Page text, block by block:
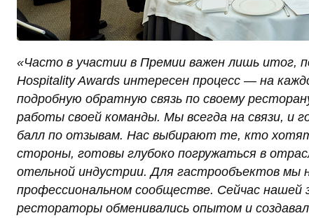
«Часто в участии в Премии важен лишь итог,
Hospitality Awards интересен процесс — на
подробную обратную связь по своему
работы своей команды. Мы всегда на связи, и
балл по отзывам. Нас выбирают те, кто
стороны, готовы глубоко погружаться в
отельной индустрии. Для гастрообъектов
профессиональном сообществе. Сейчас
рестораторы обменивались опытом и